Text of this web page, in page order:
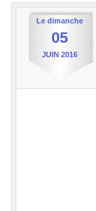
Le dimanche
05
JUIN 2016